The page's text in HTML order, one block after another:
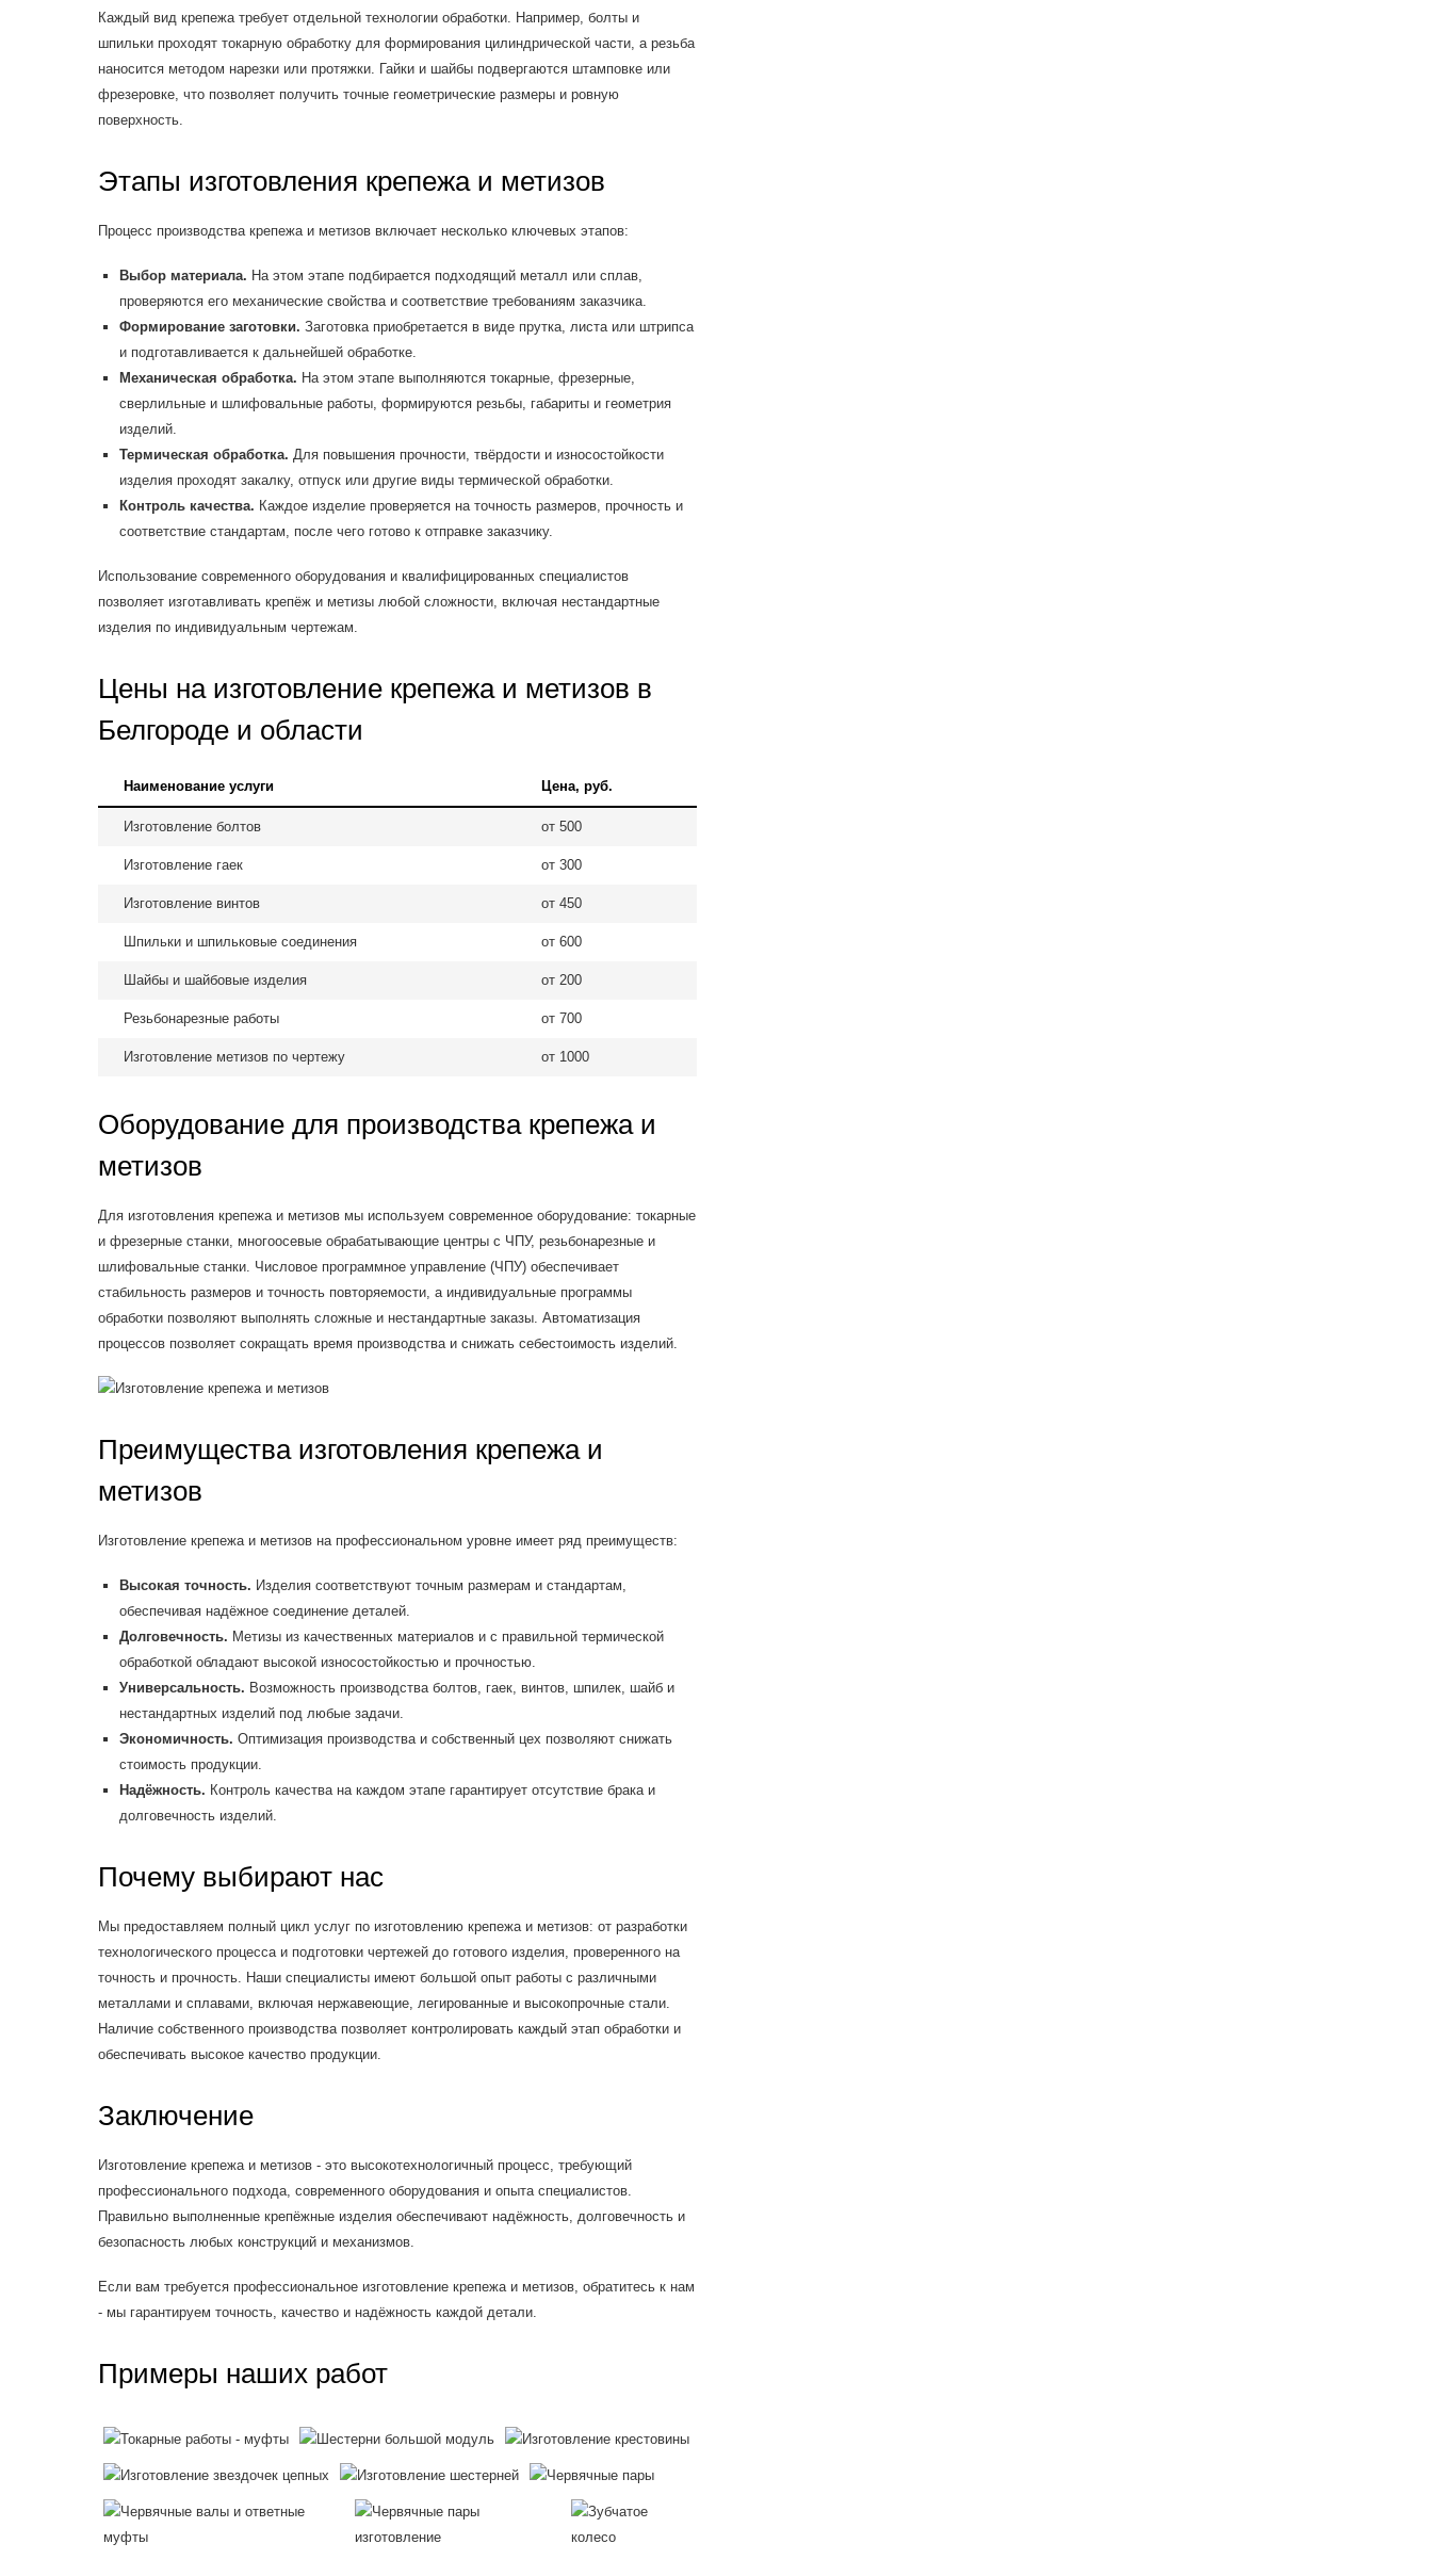
Каждый вид крепежа требует отдельной технологии обработки. Например, болты и
шпильки проходят токарную обработку для формирования цилиндрической части, а резьба
наносится методом нарезки или протяжки. Гайки и шайбы подвергаются штамповке или
фрезеровке, что позволяет получить точные геометрические размеры и ровную
поверхность.
Этапы изготовления крепежа и метизов
Процесс производства крепежа и метизов включает несколько ключевых этапов:
Выбор материала. На этом этапе подбирается подходящий металл или сплав,
проверяются его механические свойства и соответствие требованиям заказчика.
Формирование заготовки. Заготовка приобретается в виде прутка, листа или штрипса
и подготавливается к дальнейшей обработке.
Механическая обработка. На этом этапе выполняются токарные, фрезерные,
сверлильные и шлифовальные работы, формируются резьбы, габариты и геометрия
изделий.
Термическая обработка. Для повышения прочности, твёрдости и износостойкости
изделия проходят закалку, отпуск или другие виды термической обработки.
Контроль качества. Каждое изделие проверяется на точность размеров, прочность и
соответствие стандартам, после чего готово к отправке заказчику.
Использование современного оборудования и квалифицированных специалистов
позволяет изготавливать крепёж и метизы любой сложности, включая нестандартные
изделия по индивидуальным чертежам.
Цены на изготовление крепежа и метизов в
Белгороде и области
Наименование услуги Цена, руб.
Изготовление болтов от 500
Изготовление гаек от 300
Изготовление винтов от 450
Шпильки и шпильковые соединения от 600
Шайбы и шайбовые изделия от 200
Резьбонарезные работы от 700
Изготовление метизов по чертежу от 1000
Оборудование для производства крепежа и
метизов
Для изготовления крепежа и метизов мы используем современное оборудование: токарные
и фрезерные станки, многоосевые обрабатывающие центры с ЧПУ, резьбонарезные и
шлифовальные станки. Числовое программное управление (ЧПУ) обеспечивает
стабильность размеров и точность повторяемости, а индивидуальные программы
обработки позволяют выполнять сложные и нестандартные заказы. Автоматизация
процессов позволяет сокращать время производства и снижать себестоимость изделий.
Преимущества изготовления крепежа и
метизов
Изготовление крепежа и метизов на профессиональном уровне имеет ряд преимуществ:
Высокая точность. Изделия соответствуют точным размерам и стандартам,
обеспечивая надёжное соединение деталей.
Долговечность. Метизы из качественных материалов и с правильной термической
обработкой обладают высокой износостойкостью и прочностью.
Универсальность. Возможность производства болтов, гаек, винтов, шпилек, шайб и
нестандартных изделий под любые задачи.
Экономичность. Оптимизация производства и собственный цех позволяют снижать
стоимость продукции.
Надёжность. Контроль качества на каждом этапе гарантирует отсутствие брака и
долговечность изделий.
Почему выбирают нас
Мы предоставляем полный цикл услуг по изготовлению крепежа и метизов: от разработки
технологического процесса и подготовки чертежей до готового изделия, проверенного на
точность и прочность. Наши специалисты имеют большой опыт работы с различными
металлами и сплавами, включая нержавеющие, легированные и высокопрочные стали.
Наличие собственного производства позволяет контролировать каждый этап обработки и
обеспечивать высокое качество продукции.
Заключение
Изготовление крепежа и метизов - это высокотехнологичный процесс, требующий
профессионального подхода, современного оборудования и опыта специалистов.
Правильно выполненные крепёжные изделия обеспечивают надёжность, долговечность и
безопасность любых конструкций и механизмов.
Если вам требуется профессиональное изготовление крепежа и метизов, обратитесь к нам
- мы гарантируем точность, качество и надёжность каждой детали.
Примеры наших работ